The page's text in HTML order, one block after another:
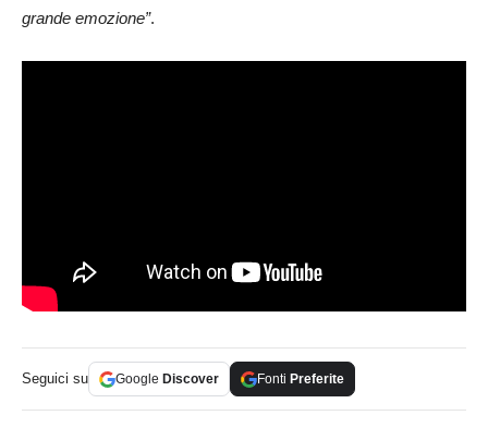
grande emozione”.
Seguici su Google Discover Fonti Preferite